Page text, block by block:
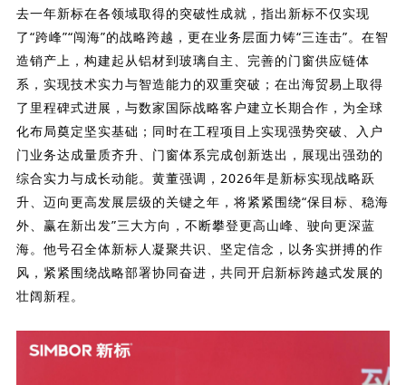
去一年新标在各领域取得的突破性成就，指出新标不仅实现
了“跨峰”“闯海”的战略跨越，更在业务层面力铸“三连击”。在智
造销产上，构建起从铝材到玻璃自主、完善的门窗供应链体
系，实现技术实力与智造能力的双重突破；在出海贸易上取得
了里程碑式进展，与数家国际战略客户建立长期合作，为全球
化布局奠定坚实基础；同时在工程项目上实现强势突破、入户
门业务达成量质齐升、门窗体系完成创新迭出，展现出强劲的
综合实力与成长动能。 黄董强调， 2026年是新标实现战略跃
升、迈向更高发展层级的关键之年， 将紧紧围绕“保目标、稳海
外、赢在新出发”三大方向，不断攀登更高山峰、驶向更深蓝
海。他号召全体新标人凝聚共识、坚定信念，以务实拼搏的作
风，紧紧围绕战略部署协同奋进，共同开启新标跨越式发展的
壮阔新程。